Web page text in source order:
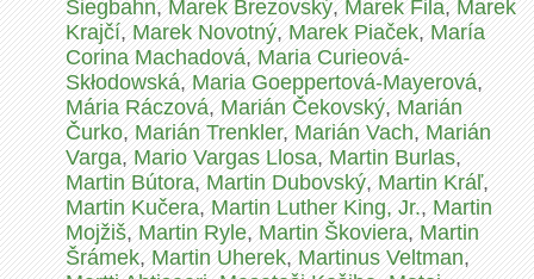
Siegbahn,Marek Brezovský,Marek Fila,Marek
Krajčí,Marek Novotný,Marek Piaček,María
Corina Machadová,Maria Curieová-
Skłodowská,Maria Goeppertová-Mayerová,
Mária Ráczová,Marián Čekovský,Marián
Čurko,Marián Trenkler,Marián Vach,Marián
Varga,Mario Vargas Llosa,Martin Burlas,
Martin Bútora,Martin Dubovský,Martin Kráľ,
Martin Kučera,Martin Luther King, Jr.,Martin
Mojžiš,Martin Ryle,Martin Škoviera,Martin
Šrámek,Martin Uherek,Martinus Veltman,